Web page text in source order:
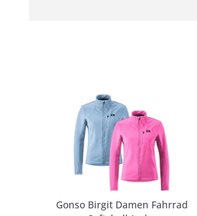
Gonso Birgit Damen Fahrrad